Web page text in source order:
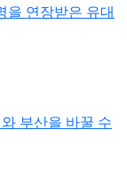
을 연장받은 유대
부산을 바꿀 수